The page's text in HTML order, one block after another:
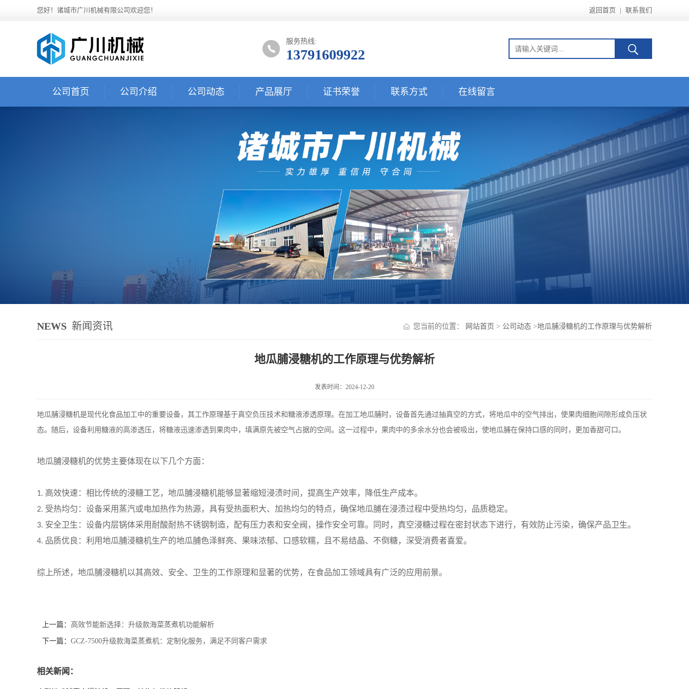
您好！诸城市广川机械有限公司欢迎您！ 返回首页 | 联系我们
服务热线:
13791609922
公司首页 公司介绍 公司动态 产品展厅 证书荣誉 联系方式 在线留言
NEWS 新闻资讯 您当前的位置： 网站首页 > 公司动态 >地瓜脯浸糖机的工作原理与优势解析
地瓜脯浸糖机的工作原理与优势解析
发表时间：2024-12-20
地瓜脯浸糖机是现代化食品加工中的重要设备，其工作原理基于真空负压技术和糖液渗透原理。在加工地瓜脯时，设备首先通过抽真空的方式，将地瓜中的空气排出，使果肉细胞间隙形成负压状
态。随后，设备利用糖液的高渗透压，将糖液迅速渗透到果肉中，填满原先被空气占据的空间。这一过程中，果肉中的多余水分也会被吸出，使地瓜脯在保持口感的同时，更加香甜可口。
地瓜脯浸糖机的优势主要体现在以下几个方面：
1. 高效快速：相比传统的浸糖工艺，地瓜脯浸糖机能够显著缩短浸渍时间，提高生产效率，降低生产成本。
2. 受热均匀：设备采用蒸汽或电加热作为热源，具有受热面积大、加热均匀的特点，确保地瓜脯在浸渍过程中受热均匀，品质稳定。
3. 安全卫生：设备内层锅体采用耐酸耐热不锈钢制造，配有压力表和安全阀，操作安全可靠。同时，真空浸糖过程在密封状态下进行，有效防止污染，确保产品卫生。
4. 品质优良：利用地瓜脯浸糖机生产的地瓜脯色泽鲜亮、果味浓郁、口感软糯，且不易结晶、不倒糖，深受消费者喜爱。
综上所述，地瓜脯浸糖机以其高效、安全、卫生的工作原理和显著的优势，在食品加工领域具有广泛的应用前景。
上一篇： 高效节能新选择：升级款海菜蒸煮机功能解析
下一篇： GCZ-7500升级款海菜蒸煮机：定制化服务，满足不同客户需求
相关新闻：